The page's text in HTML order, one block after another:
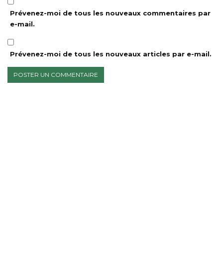
Prévenez-moi de tous les nouveaux commentaires par
e-mail.
Prévenez-moi de tous les nouveaux articles par e-mail.